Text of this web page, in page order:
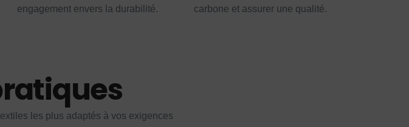
engagement envers la durabilité.
carbone et assurer une qualité.
les plus adaptés à vos exigences